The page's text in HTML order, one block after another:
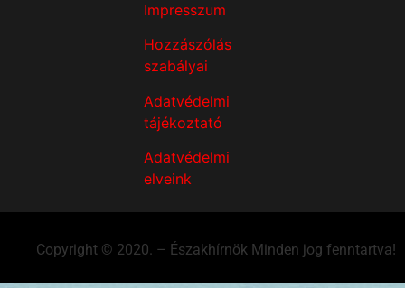
Impresszum
Hozzászólás
szabályai
Adatvédelmi
tájékoztató
Adatvédelmi
elveink
Copyright © 2020. – Északhírnök Minden jog fenntartva!